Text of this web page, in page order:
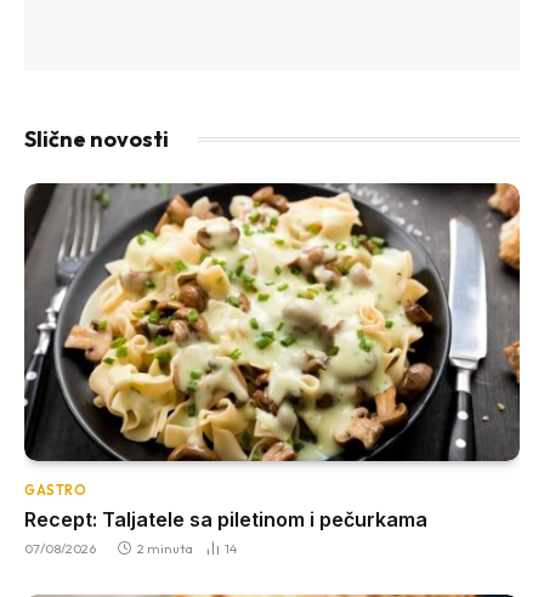
Slične novosti
GASTRO
Recept: Taljatele sa piletinom i pečurkama
07/08/2026 2 minuta 14